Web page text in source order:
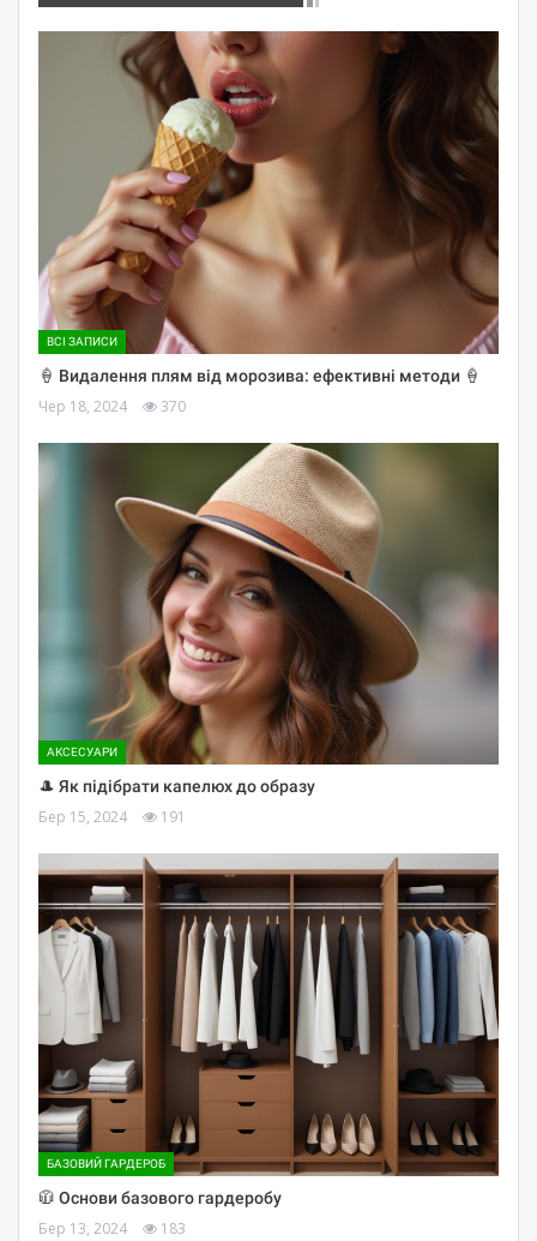
ВСІ ЗАПИСИ
🍦 Видалення плям від морозива: ефективні методи 🍦
Чер 18, 2024 370
АКСЕСУАРИ
🎩 Як підібрати капелюх до образу
Бер 15, 2024 191
БАЗОВИЙ ГАРДЕРОБ
🧥 Основи базового гардеробу
Бер 13, 2024 183